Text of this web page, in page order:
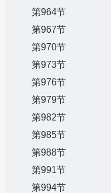
第964节
第967节
第970节
第973节
第976节
第979节
第982节
第985节
第988节
第991节
第994节